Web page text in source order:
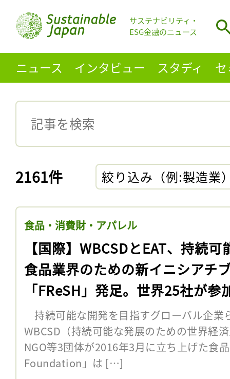
サステナビリティ・
ESG金融のニュース
ニュース インタビュー スタディ
2161件 絞り込み（例:製造業
食品・消費財・アパレル
【国際】WBCSDとEAT、持続可
食品業界のための新イニシアチ
「FReSH」発足。世界25社が参
持続可能な開発を目指すグローバル企業
WBCSD（持続可能な発展のための世界経
NGO等3団体が2016年3月に立ち上げた食
Foundation」は […]